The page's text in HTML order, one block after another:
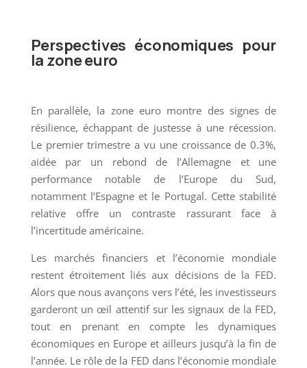
Perspectives économiques pour
la zone euro
En parallèle, la zone euro montre des signes de
résilience, échappant de justesse à une récession.
Le premier trimestre a vu une croissance de 0.3%,
aidée par un rebond de l’Allemagne et une
performance notable de l’Europe du Sud,
notamment l’Espagne et le Portugal. Cette stabilité
relative offre un contraste rassurant face à
l’incertitude américaine.
Les marchés financiers et l’économie mondiale
restent étroitement liés aux décisions de la FED.
Alors que nous avançons vers l’été, les investisseurs
garderont un œil attentif sur les signaux de la FED,
tout en prenant en compte les dynamiques
économiques en Europe et ailleurs jusqu’à la fin de
l’année. Le rôle de la FED dans l’économie mondiale